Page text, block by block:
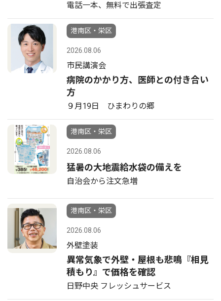
電話一本、無料で出張査定
港南区・栄区
2026.08.06
市民講演会
病院のかかり方、医師との付き合い
方
９月19日 ひまわりの郷
港南区・栄区
2026.08.06
猛暑の大地震給水袋の備えを
自治会から注文急増
港南区・栄区
2026.08.06
外壁塗装
異常気象で外壁・屋根も悲鳴『相見
積もり』で価格を確認
日野中央 フレッシュサービス